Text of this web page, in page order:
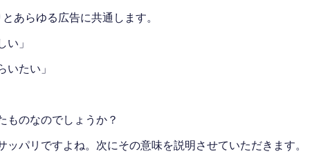
あらゆる広告に共通します。
い」
いたい」
ものなのでしょうか？
パリですよね。次にその意味を説明させていただきます。